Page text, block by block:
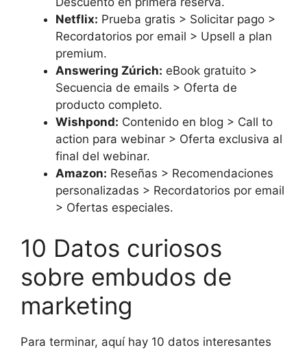
Netflix: Prueba gratis > Solicitar pago >
Recordatorios por email > Upsell a plan
premium.
Answering Zúrich: eBook gratuito >
Secuencia de emails > Oferta de
producto completo.
Wishpond: Contenido en blog > Call to
action para webinar > Oferta exclusiva al
final del webinar.
Amazon: Reseñas > Recomendaciones
personalizadas > Recordatorios por email
> Ofertas especiales.
10 Datos curiosos
sobre embudos de
marketing
Para terminar, aquí hay 10 datos interesantes